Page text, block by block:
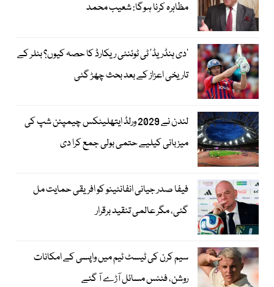
مظاہرہ کرنا ہوگا: شعیب محمد
’دی ہنڈریڈ‘ ٹی ٹوئنٹی ریکارڈ کا حصہ کیوں؟ بٹلر کے
تاریخی اعزاز کے بعد بحث چھڑ گئی
لندن نے 2029 ورلڈ ایتھلیٹکس چیمپئن شپ کی
میزبانی کیلیے حتمی بولی جمع کرا دی
فیفا صدر جیانی انفانٹینو کو افریقی حمایت مل
گئی، مگر عالمی تنقید برقرار
سیم کرن کی ٹیسٹ ٹیم میں واپسی کے امکانات
روشن، فٹنس مسائل آڑے آ گئے